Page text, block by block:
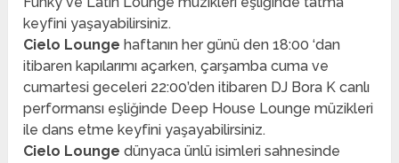
keyfini yaşayabilirsiniz.
Cielo Lounge haftanın her günü den 18:00 ‘dan
itibaren kapılarımı açarken, çarşamba cuma ve
cumartesi geceleri 22:00’den itibaren DJ Bora K canlı
performansı eşliğinde Deep House Lounge müzikleri
ile dans etme keyfini yaşayabilirsiniz.
Cielo Lounge dünyaca ünlü isimleri sahnesinde